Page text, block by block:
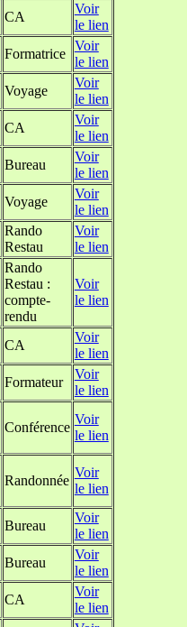
CA
Voir
le lien
Formatrice
Voir
le lien
Voyage
Voir
le lien
CA
Voir
le lien
Bureau
Voir
le lien
Voyage
Voir
le lien
Rando
Restau
Voir
le lien
Rando
Restau :
compte-
rendu
Voir
le lien
CA
Voir
le lien
Formateur
Voir
le lien
Conférence
Voir
le lien
Randonnée
Voir
le lien
Bureau
Voir
le lien
Bureau
Voir
le lien
CA
Voir
le lien